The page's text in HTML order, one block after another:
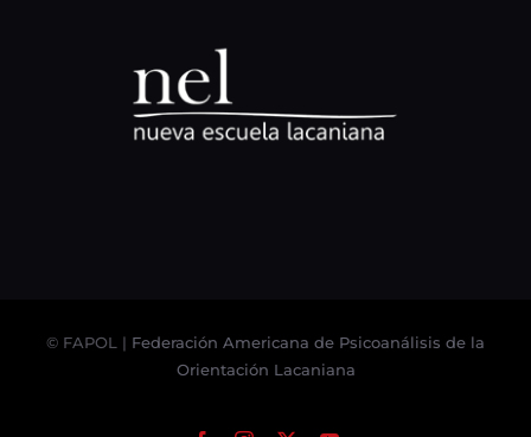
© FAPOL | Federación Americana de Psicoanálisis de la
Orientación Lacaniana